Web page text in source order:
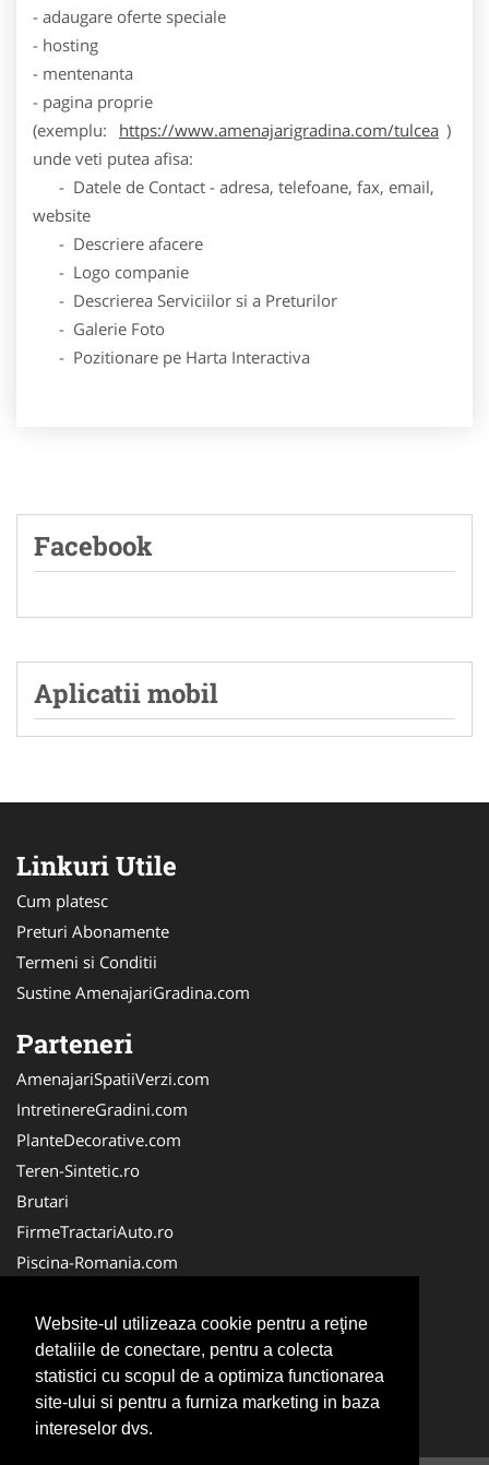
Website-ul utilizeaza cookie pentru a reţine
detaliile de conectare, pentru a colecta
statistici cu scopul de a optimiza functionarea
site-ului si pentru a furniza marketing in baza
intereselor dvs.
- adaugare oferte speciale
- hosting
- mentenanta
- pagina proprie
(exemplu:
https://www.amenajarigradina.com/tulcea )
unde veti putea afisa:
- Datele de Contact - adresa, telefoane, fax, email,
website
- Descriere afacere
- Logo companie
- Descrierea Serviciilor si a Preturilor
- Galerie Foto
- Pozitionare pe Harta Interactiva
Facebook
Aplicatii mobil
Linkuri Utile
Cum platesc
Preturi Abonamente
Termeni si Conditii
Sustine AmenajariGradina.com
Parteneri
AmenajariSpatiiVerzi.com
IntretinereGradini.com
PlanteDecorative.com
Teren-Sintetic.ro
Brutari
FirmeTractariAuto.ro
Piscina-Romania.com
Curatenie-Generala.com
Alpinist-Utilitar.com
FirmeDeCuratenie.ro
ServiciiAlpinism.ro